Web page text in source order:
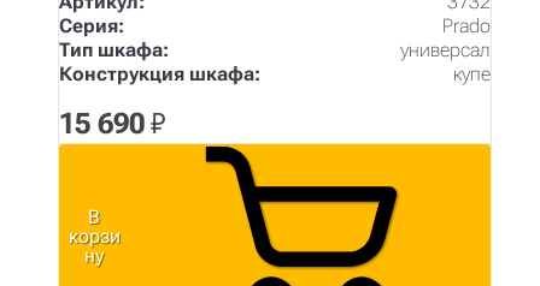
Серия:
Prado
Тип шкафа:
универсал
Конструкция шкафа:
купе
15 690₽
В
корзи
ну